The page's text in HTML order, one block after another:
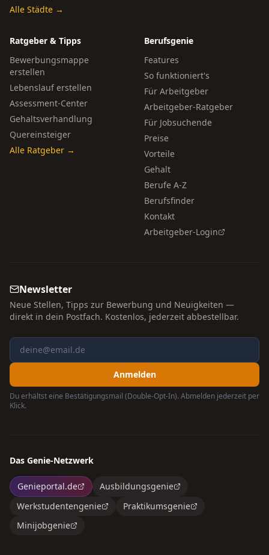
Alle Städte →
Ratgeber & Tipps
Bewerbungsmappe
erstellen
Lebenslauf erstellen
Assessment-Center
Gehaltsverhandlung
Quereinsteiger
Alle Ratgeber →
Berufsgenie
Features
So funktioniert's
Für Arbeitgeber
Arbeitgeber-Ratgeber
Für Jobsuchende
Preise
Vorteile
Gehalt
Berufe A-Z
Berufsfinder
Kontakt
Arbeitgeber-Login
Newsletter
Neue Stellen, Tipps zur Bewerbung und Neuigkeiten —
direkt in dein Postfach. Kostenlos, jederzeit abbestellbar.
Anmelden
Du erhältst eine Bestätigungsmail (Double-Opt-In). Abmelden jederzeit per
Klick.
Das Genie-Netzwerk
Genieportal.de
Ausbildungsgenie
Werkstudentengenie
Praktikumsgenie
Minijobgenie